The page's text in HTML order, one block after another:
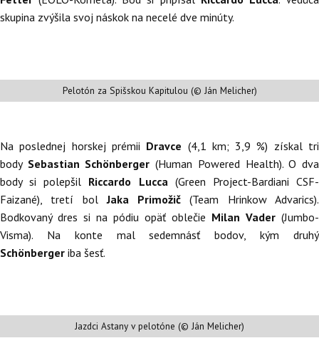
skupina zvýšila svoj náskok na necelé dve minúty.
Pelotón za Spišskou Kapitulou (© Ján Melicher)
Na poslednej horskej prémii Dravce (4,1 km; 3,9 %) získal tri
body Sebastian Schönberger(Human Powered Health). O dva
body si polepšil Riccardo Lucca (Green Project-Bardiani CSF-
Faizané), tretí bolJaka Primožič(Team Hrinkow Advarics).
Bodkovaný dres si na pódiu opäť oblečie Milan Vader (Jumbo-
Visma). Na konte mal sedemnásť bodov, kým druhý
Schönberger iba šesť.
Jazdci Astany v pelotóne (© Ján Melicher)